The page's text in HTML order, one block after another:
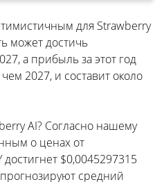
для Strawberry
может достичь
а прибыль за этот год
2027, и составит около
AI? Согласно нашему
о ценах от
достигнет $0,0045297315
средний